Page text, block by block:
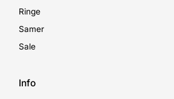
Ringe
Samer
Sale
Info